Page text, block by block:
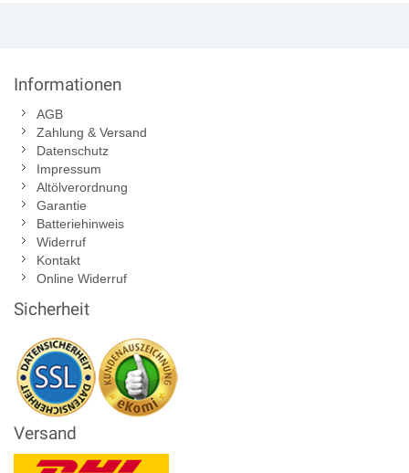
Informationen
AGB
Zahlung & Versand
Datenschutz
Impressum
Altölverordnung
Garantie
Batteriehinweis
Widerruf
Kontakt
Online Widerruf
Sicherheit
Versand